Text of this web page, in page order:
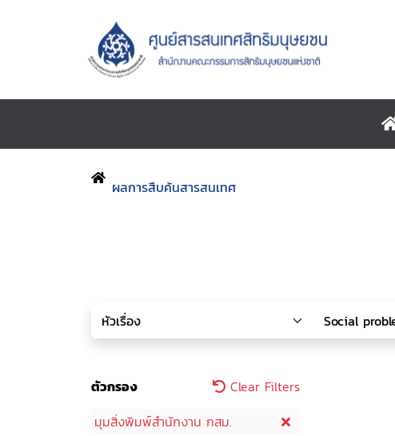
ผลการสืบค้นสารสนเทศ
ตัวกรอง
Clear Filters
มุมสิ่งพิมพ์สำนักงาน กสม.